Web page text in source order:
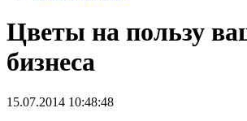
Цветы на пользу
бизнеса
15.07.2014 10:48:48